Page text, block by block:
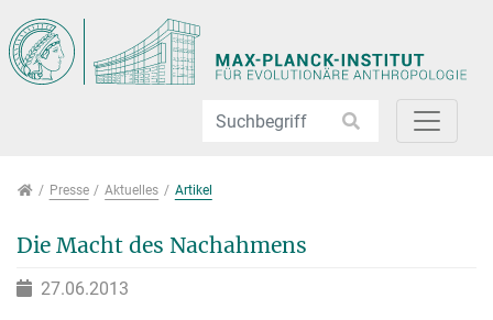
PressePresse Aktuelles Artikel
Die Macht des Nachahmens
27.06.2013